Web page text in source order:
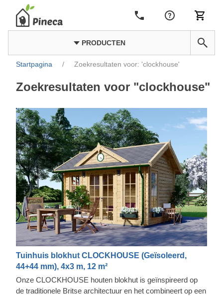
PRODUCTEN
Startpagina / Zoekresultaten voor: 'clockhouse'
Zoekresultaten voor "clockhouse"
Tuinhuis blokhut CLOCKHOUSE (Geïsoleerd,
44+44 mm), 4x3 m, 12 m²
Onze CLOCKHOUSE houten blokhut is geïnspireerd op
de traditionele Britse architectuur en het combineert op een